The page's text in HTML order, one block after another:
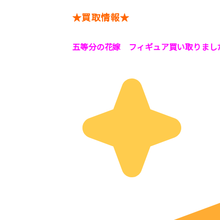
★買取情報★
五等分の花嫁 フィギュア買い取りまし